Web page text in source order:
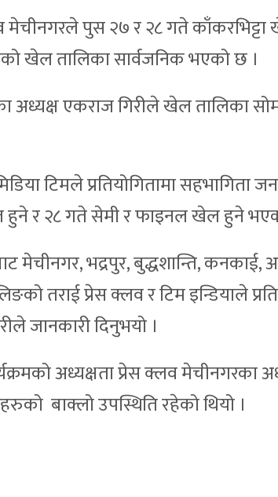
मेचीनगरले पुस २७ र २८ गते काँकरभिट्टा
खेल तालिका सार्वजनिक भएको छ ।
अध्यक्ष एकराज गिरीले खेल तालिका
टिमले प्रतियोगितामा
र २८ गते सेमी र फाइनल खेल हुने
मेचीनगर, भद्रपुर, बुद्धशान्ति,
तराई प्रेस क्लव र टिम इन्डियाले
जानकारी दिनुभयो ।
अध्यक्षता प्रेस क्लव मेचीनगरका
बाक्लो उपस्थिति रहेको थियो ।